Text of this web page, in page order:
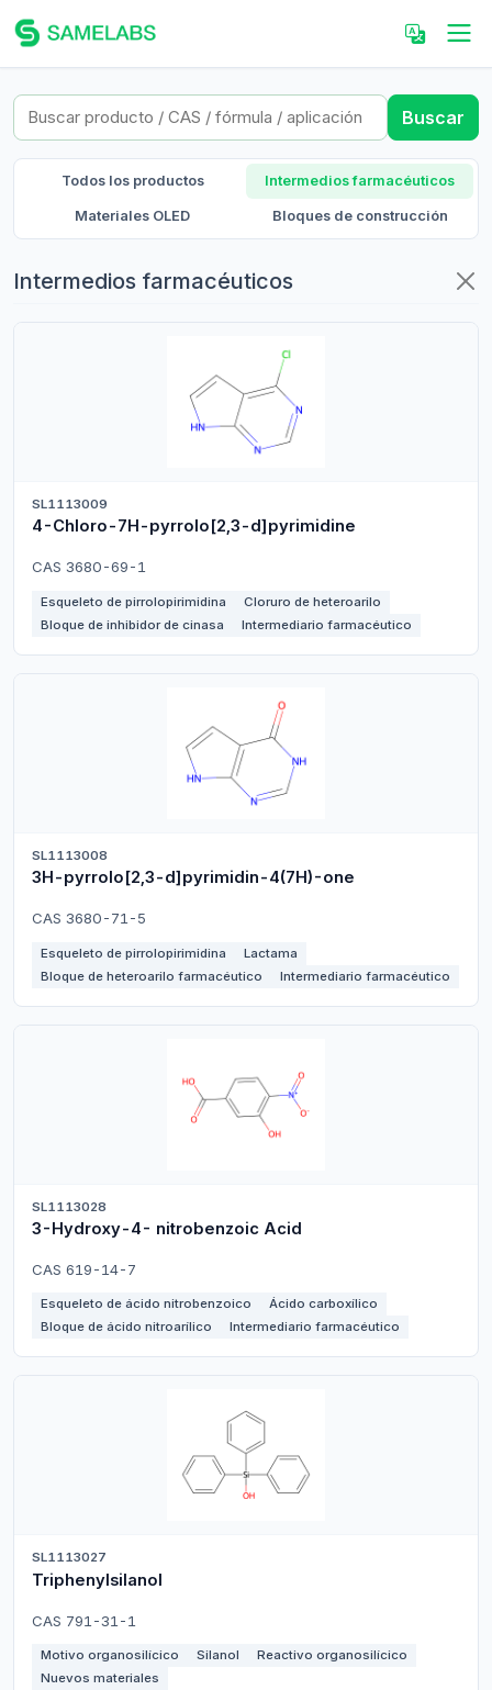
Buscar
Todos los productos Intermedios farmacéuticos
Materiales OLED Bloques de construcción
Intermedios farmacéuticos
SL1113009
4-Chloro-7H-pyrrolo[2,3-d]pyrimidine
CAS 3680-69-1
Esqueleto de pirrolopirimidina
Cloruro de heteroarilo
Bloque de inhibidor de cinasa
Intermediario farmacéutico
SL1113008
3H-pyrrolo[2,3-d]pyrimidin-4(7H)-one
CAS 3680-71-5
Esqueleto de pirrolopirimidina
Lactama
Bloque de heteroarilo farmacéutico
Intermediario farmacéutico
SL1113028
3-Hydroxy-4- nitrobenzoic Acid
CAS 619-14-7
Esqueleto de ácido nitrobenzoico
Ácido carboxílico
Bloque de ácido nitroarílico
Intermediario farmacéutico
SL1113027
Triphenylsilanol
CAS 791-31-1
Motivo organosilícico Silanol
Reactivo organosilícico
Nuevos materiales